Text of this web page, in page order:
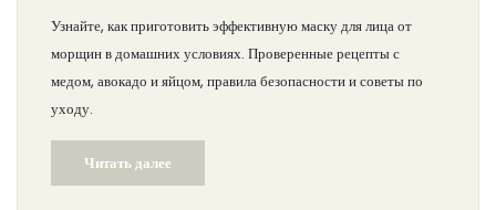
Узнайте, как приготовить эффективную маску для лица от
морщин в домашних условиях. Проверенные рецепты с
медом, авокадо и яйцом, правила безопасности и советы по
уходу.
Читать далее